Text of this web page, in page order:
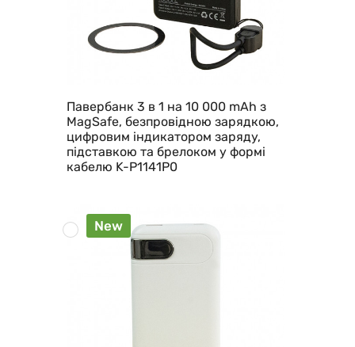
Павербанк 3 в 1 на 10 000 mAh з
MagSafe, безпровідною зарядкою,
цифровим індикатором заряду,
підставкою та брелоком у формі
кабелю K-P1141P0
New